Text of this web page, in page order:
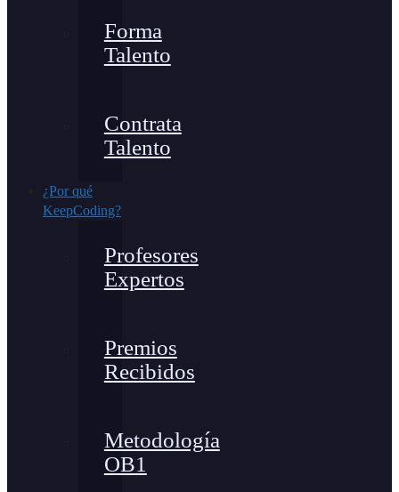
Forma
Talento
Contrata
Talento
¿Por qué
KeepCoding?
Profesores
Expertos
Premios
Recibidos
Metodología
OB1